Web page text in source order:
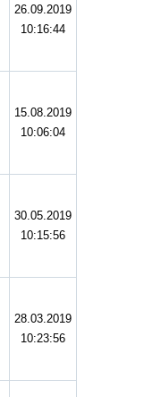
26.09.2019
10:16:44
15.08.2019
10:06:04
30.05.2019
10:15:56
28.03.2019
10:23:56